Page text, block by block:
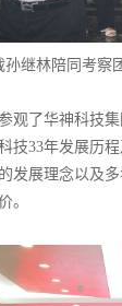
孙继林陪同考察
观了华神科技
技33年发展历
发展理念以及
。